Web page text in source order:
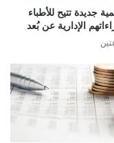
جديدة تتيح للأطباء
الإدارية عن بُعد